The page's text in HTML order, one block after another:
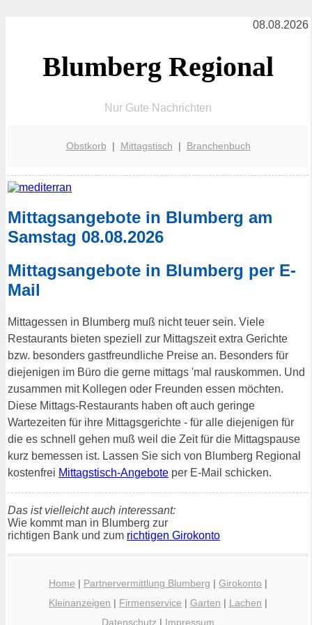
08.08.2026
Blumberg Regional
Nur Gute Nachrichten
Obstkorb | Mittagstisch | Branchenbuch
Mittagsangebote in Blumberg am
Samstag 08.08.2026
Mittagsangebote in Blumberg per E-
Mail
Mittagessen in Blumberg muß nicht teuer sein. Viele
Restaurants bieten speziell zur Mittagszeit extra Gerichte
bzw. besonders gastfreundliche Preise an. Besonders für
diejenigen im Büro die gerne mittags 'mal rauskommen. Und
zusammen mit Kollegen oder Freunden essen möchten.
Diese Mittags-Restaurants haben oft auch geringe
Wartezeiten für ihre Mittagsgerichte - für alle diejenigen für
die es schnell gehen muß weil die Zeit für die Mittagspause
kurz bemessen ist. Lassen Sie sich von Blumberg Regional
kostenfrei Mittagstisch-Angebote per E-Mail schicken.
Das ist vielleicht auch interessant:
Wie kommt man in Blumberg zur
richtigen Bank und zum richtigen Girokonto
Home | Partnervermittlung Blumberg | Girokonto |
Kleinanzeigen | Firmenservice | Garten | Lachen |
Datenschutz | Impressum